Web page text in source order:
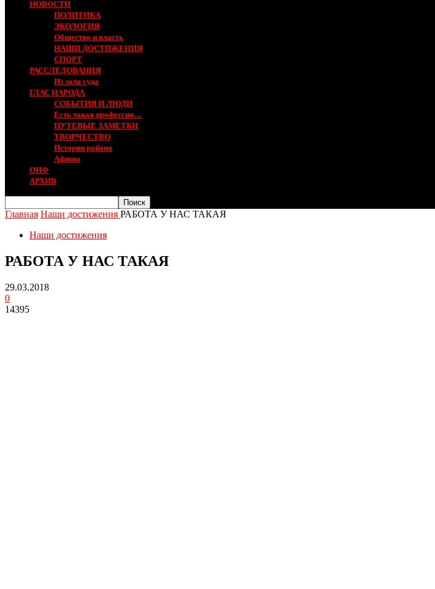
НОВОСТИ
ПОЛИТИКА
ЭКОЛОГИЯ
Общество и власть
НАШИ ДОСТИЖЕНИЯ
СПОРТ
РАССЛЕДОВАНИЯ
Из зала суда
ГЛАС НАРОДА
СОБЫТИЯ И ЛЮДИ
Есть такая профессия…
ПУТЕВЫЕ ЗАМЕТКИ
ТВОРЧЕСТВО
История района
Афиша
ОНФ
АРХИВ
Главная Наши достижения РАБОТА У НАС ТАКАЯ
Наши достижения
РАБОТА У НАС ТАКАЯ
29.03.2018
0
14395